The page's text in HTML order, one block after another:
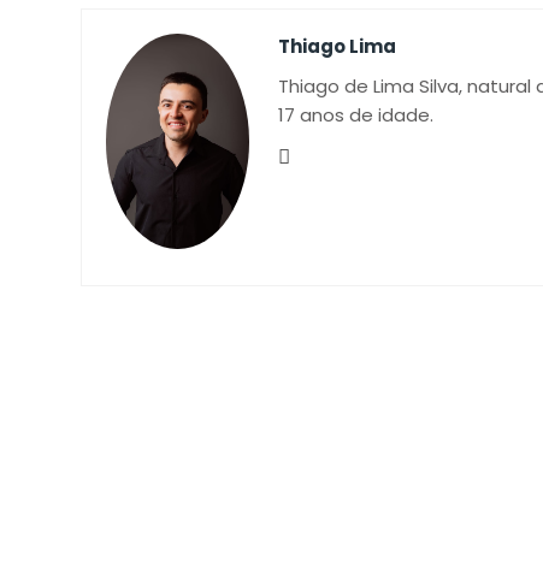
Thiago Lima
Thiago de Lima Silva, natural
17 anos de idade.